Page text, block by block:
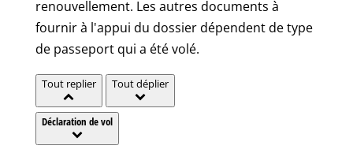
renouvellement. Les autres documents à
fournir à l'appui du dossier dépendent de type
de passeport qui a été volé.
Tout replier Tout déplier
Déclaration de vol